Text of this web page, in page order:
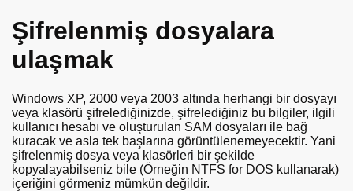
Şifrelenmiş dosyalara
ulaşmak
Windows XP, 2000 veya 2003 altında herhangi bir dosyayı
veya klasörü şifrelediğinizde, şifrelediğiniz bu bilgiler, ilgili
kullanıcı hesabı ve oluşturulan SAM dosyaları ile bağ
kuracak ve asla tek başlarına görüntülenemeyecektir. Yani
şifrelenmiş dosya veya klasörleri bir şekilde
kopyalayabilseniz bile (Örneğin NTFS for DOS kullanarak)
içeriğini görmeniz mümkün değildir.